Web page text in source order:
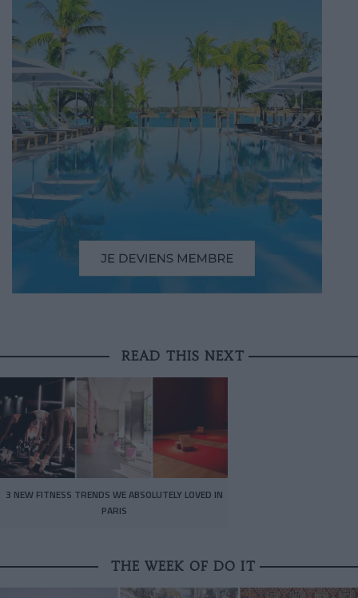
READ THIS NEXT
3 NEW FITNESS TRENDS WE ABSOLUTELY LOVED IN
PARIS
THE WEEK OF DO IT